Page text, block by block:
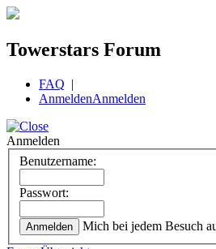
Towerstars Forum
FAQ |
AnmeldenAnmelden
Anmelden
Benutzername:
Passwort:
Mich bei jedem Besuch